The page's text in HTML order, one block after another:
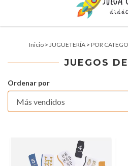
Inicio > JUGUETERÍA > POR
JUEGOS
Ordenar por